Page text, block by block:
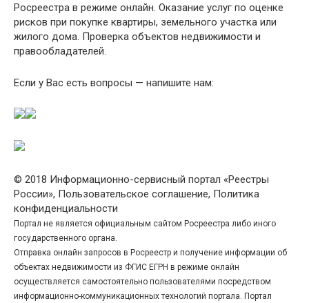
Росреестра в режиме онлайн. Оказание услуг по оценке
рисков при покупке квартиры, земельного участка или
жилого дома. Проверка объектов недвижимости и
правообладателей.
Если у Вас есть вопросы — напишите нам:
© 2018 Информационно-сервисный портал «Реестры
России», Пользовательское соглашение, Политика
конфиденциальности
Портал не является официальным сайтом Росреестра либо иного
государственного органа.
Отправка онлайн запросов в Росреестр и получение информации об
объектах недвижимости из ФГИС ЕГРН в режиме онлайн
осуществляется самостоятельно пользователями посредством
информационно-коммуникационных технологий портала. Портал